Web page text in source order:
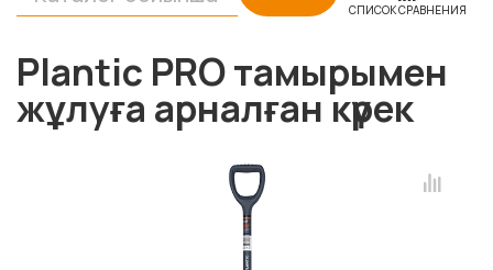
СПИСОК СРАВНЕНИЯ
Plantic PRO тамырымен
жұлуға арналған күрек